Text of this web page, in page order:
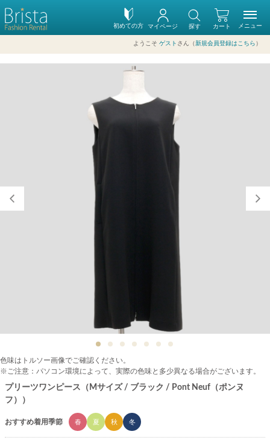
初めての方 カート
マイページ 探す
ようこそ ゲスト さん（新規会員登録はこちら ）
メニュー
色味はトルソー画像でご確認ください。
※ご注意：パソコン環境によって、実際の色味と多少異なる場合がございます。
プリーツワンピース（Mサイズ / ブラック / Pont Neuf（ポンヌ
フ））
おすすめ着用季節 春 夏 秋 冬